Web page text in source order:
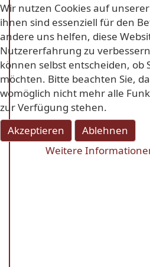
Wir nutzen Cookies auf
ihnen sind essenziell für den
andere uns helfen, diese
Nutzererfahrung zu verbessern
können selbst entscheiden, ob
möchten. Bitte beachten Sie,
womöglich nicht mehr alle
zur Verfügung stehen.
Akzeptieren
Ablehnen
Weitere